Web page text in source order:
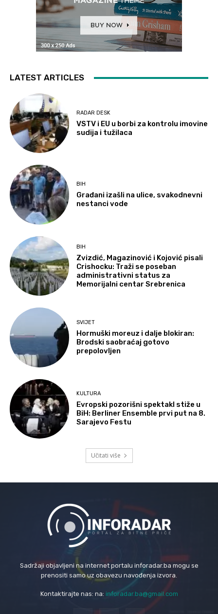
LATEST ARTICLES
RADAR DESK
VSTV i EU u borbi za kontrolu imovine
sudija i tužilaca
BIH
Građani izašli na ulice, svakodnevni
nestanci vode
BIH
Zvizdić, Magazinović i Kojović pisali
Crishocku: Traži se poseban
administrativni status za
Memorijalni centar Srebrenica
SVIJET
Hormuški moreuz i dalje blokiran:
Brodski saobraćaj gotovo
prepolovljen
KULTURA
Evropski pozorišni spektakl stiže u
BiH: Berliner Ensemble prvi put na 8.
Sarajevo Festu
Učitati više
Sadržaji objavljeni na internet portalu inforadar.ba mogu se
prenositi samo uz obavezu navođenja izvora.
Kontaktirajte nas: na: inforadar.ba@gmail.com